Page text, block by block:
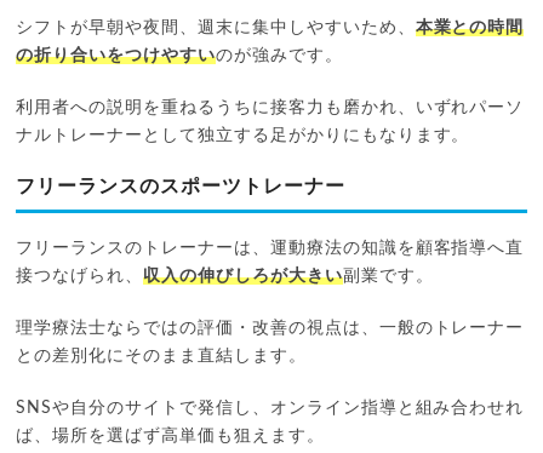
シフトが早朝や夜間、週末に集中しやすいため、 本業との時間
の折り合いをつけやすいのが強みです。
利用者への説明を重ねるうちに接客力も磨かれ、いずれパーソ
ナルトレーナーとして独立する足がかりにもなります。
フリーランスのスポーツトレーナー
フリーランスのトレーナーは、運動療法の知識を顧客指導へ直
接つなげられ、収入の伸びしろが大きい副業です。
理学療法士ならではの評価・改善の視点は、一般のトレーナー
との差別化にそのまま直結します。
SNSや自分のサイトで発信し、オンライン指導と組み合わせれ
ば、場所を選ばず高単価も狙えます。